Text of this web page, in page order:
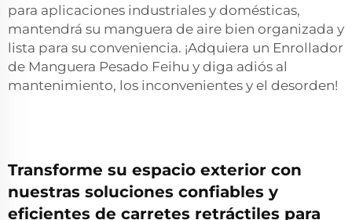
para aplicaciones industriales y domésticas,
mantendrá su manguera de aire bien organizada y
lista para su conveniencia. ¡Adquiera un Enrollador
de Manguera Pesado Feihu y diga adiós al
mantenimiento, los inconvenientes y el desorden!
Transforme su espacio exterior con
nuestras soluciones confiables y
eficientes de carretes retráctiles para